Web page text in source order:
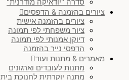
סדרה "יודאיקה מודרנית"
ציורים בהזמנה & הדפסים
ציורים בהזמנה אישית
ציור משפחתי לפי תמונה
דיוקן אמנותי לפי תמונה
הדפסי נייר בהזמנה
מאמרים & מתנות ועוד
מתנות לעובדים וארגונים
מתנה יוקרתית לחנוכת בית